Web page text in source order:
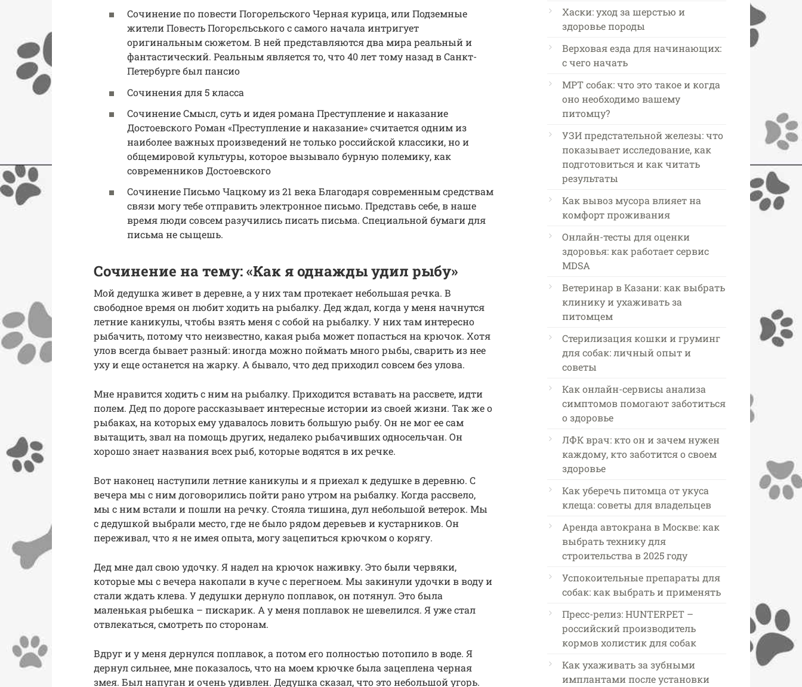
Сочинение по повести Погорельского Черная курица, или Подземные
жители Повесть Погорєльського с самого начала интригует
оригинальным сюжетом. В ней представляются два мира реальный и
фантастический. Реальным является то, что 40 лет тому назад в Санкт-
Петербурге был пансио
Сочинения для 5 класса
Сочинение Смысл, суть и идея романа Преступление и наказание
Достоевского Роман «Преступление и наказание» считается одним из
наиболее важных произведений не только российской классики, но и
общемировой культуры, которое вызывало бурную полемику, как
современников Достоевского
Сочинение Письмо Чацкому из 21 века Благодаря современным средствам
связи могу тебе отправить электронное письмо. Представь себе, в наше
время люди совсем разучились писать письма. Специальной бумаги для
письма не сыщешь.
Сочинение на тему: «Как я однажды удил рыбу»
Мой дедушка живет в деревне, а у них там протекает небольшая речка. В
свободное время он любит ходить на рыбалку. Дед ждал, когда у меня начнутся
летние каникулы, чтобы взять меня с собой на рыбалку. У них там интересно
рыбачить, потому что неизвестно, какая рыба может попасться на крючок. Хотя
улов всегда бывает разный: иногда можно поймать много рыбы, сварить из нее
уху и еще останется на жарку. А бывало, что дед приходил совсем без улова.
Мне нравится ходить с ним на рыбалку. Приходится вставать на рассвете, идти
полем. Дед по дороге рассказывает интересные истории из своей жизни. Так же о
рыбаках, на которых ему удавалось ловить большую рыбу. Он не мог ее сам
вытащить, звал на помощь других, недалеко рыбачивших односельчан. Он
хорошо знает названия всех рыб, которые водятся в их речке.
Вот наконец наступили летние каникулы и я приехал к дедушке в деревню. С
вечера мы с ним договорились пойти рано утром на рыбалку. Когда рассвело,
мы с ним встали и пошли на речку. Стояла тишина, дул небольшой ветерок. Мы
с дедушкой выбрали место, где не было рядом деревьев и кустарников. Он
переживал, что я не имея опыта, могу зацепиться крючком о корягу.
Дед мне дал свою удочку. Я надел на крючок наживку. Это были червяки,
которые мы с вечера накопали в куче с перегноем. Мы закинули удочки в воду и
стали ждать клева. У дедушки дернуло поплавок, он потянул. Это была
маленькая рыбешка – пискарик. А у меня поплавок не шевелился. Я уже стал
отвлекаться, смотреть по сторонам.
Вдруг и у меня дернулся поплавок, а потом его полностью потопило в воде. Я
дернул сильнее, мне показалось, что на моем крючке была зацеплена черная
змея. Был напуган и очень удивлен. Дедушка сказал, что это небольшой угорь.
Хаски: уход за шерстью и
здоровье породы
Верховая езда для начинающих:
с чего начать
МРТ собак: что это такое и когда
оно необходимо вашему
питомцу?
УЗИ предстательной железы: что
показывает исследование, как
подготовиться и как читать
результаты
Как вывоз мусора влияет на
комфорт проживания
Онлайн-тесты для оценки
здоровья: как работает сервис
MDSA
Ветеринар в Казани: как выбрать
клинику и ухаживать за
питомцем
Стерилизация кошки и груминг
для собак: личный опыт и
советы
Как онлайн-сервисы анализа
симптомов помогают заботиться
о здоровье
ЛФК врач: кто он и зачем нужен
каждому, кто заботится о своем
здоровье
Как уберечь питомца от укуса
клеща: советы для владельцев
Аренда автокрана в Москве: как
выбрать технику для
строительства в 2025 году
Успокоительные препараты для
собак: как выбрать и применять
Пресс-релиз: HUNTERPET –
российский производитель
кормов холистик для собак
Как ухаживать за зубными
имплантами после установки